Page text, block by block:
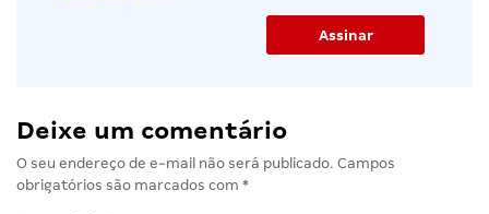
Deixe um comentário
O seu endereço de e-mail não será publicado. Campos
obrigatórios são marcados com *